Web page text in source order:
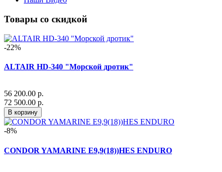
Товары со скидкой
-22%
ALTAIR HD-340 "Морской дротик"
56 200.00 р.
72 500.00 р.
В корзину
-8%
CONDOR YAMARINE E9,9(18))HES ENDURO